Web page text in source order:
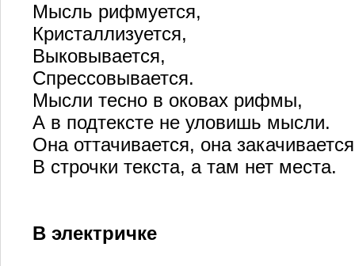
Мысль рифмуется,
Кристаллизуется,
Выковывается,
Спрессовывается.
Мысли тесно в оковах рифмы,
А в подтексте не уловишь мысли.
Она оттачивается, она закачивается
В строчки текста, а там нет места.
В электричке